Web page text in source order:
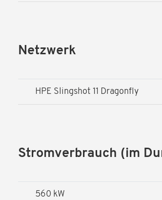
Netzwerk
HPE Slingshot 11 Dragonfly
Stromverbrauch (im
560 kW